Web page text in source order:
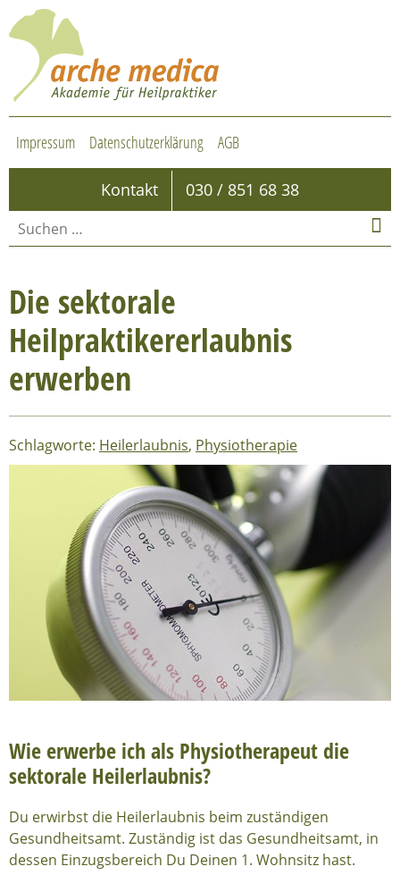
Impressum Datenschutzerklärung AGB
Kontakt 030 / 851 68 38
Die sektorale
Heilpraktikererlaubnis
erwerben
Schlagworte: Heilerlaubnis, Physiotherapie
Wie erwerbe ich als Physiotherapeut die
sektorale Heilerlaubnis?
Du erwirbst die Heilerlaubnis beim zuständigen
Gesundheitsamt. Zuständig ist das Gesundheitsamt, in
dessen Einzugsbereich Du Deinen 1. Wohnsitz hast.